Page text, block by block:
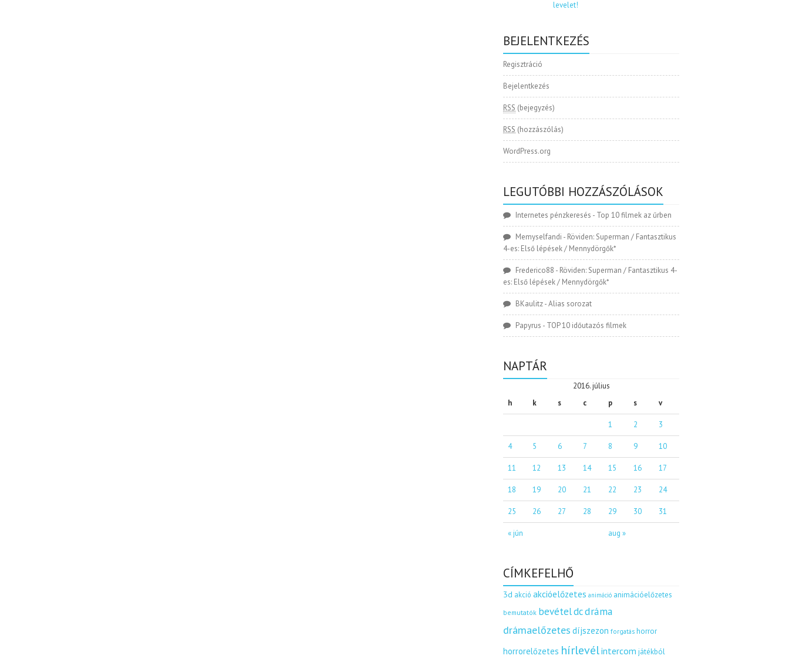
BEJELENTKEZÉS
Regisztráció
Bejelentkezés
RSS (bejegyzés)
RSS (hozzászólás)
WordPress.org
LEGUTÓBBI HOZZÁSZÓLÁSOK
Internetes pénzkeresés - Top 10 filmek az űrben
Memyselfandi - Röviden: Superman / Fantasztikus
4-es: Első lépések / Mennydörgők*
Frederico88 - Röviden: Superman / Fantasztikus 4-
es: Első lépések / Mennydörgők*
BKaulitz-Alias sorozat
Papyrus - TOP 10 időutazós filmek
NAPTÁR
2016. július
h
k s c p s v
« jún aug »
1 2 3
4 5 6 7 8 9 10
11 12 13 14 15 16 17
18 19 20 21 22 23 24
25 26 27 28 29 30 31
CÍMKEFELHŐ
3d akció akcióelőzetes animáció animációelőzetes
bemutatók bevételdcdráma
drámaelőzetes díjszezon forgatás horror
horrorelőzetes hírlevélintercom játékból